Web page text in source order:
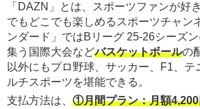
「DAZN」とは、スポーツファンが好
でもどこでも楽しめるスポーツチャン
ンダード」ではBリーグ 25-26シーズ
集う国際大会などバスケットボールの
以外にもプロ野球、サッカー、F1、テ
ルチスポーツを堪能できる。
支払方法は、 ①月間プラン：月額